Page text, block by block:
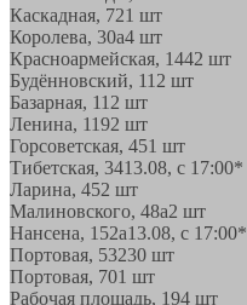
Каскадная, 721 шт
Королева, 30а4 шт
Красноармейская, 1442 шт
Будённовский, 11 2 шт
Базарная, 11 2 шт
Ленина, 1192 шт
Горсоветская, 451 шт
Тибетская, 3413.08, с 17:00*
Ларина, 452 шт
Малиновского, 48а2 шт
Нансена, 152а13.08, с 17:00*
Портовая, 53230 шт
Портовая, 701 шт
Рабочая площадь, 194 шт